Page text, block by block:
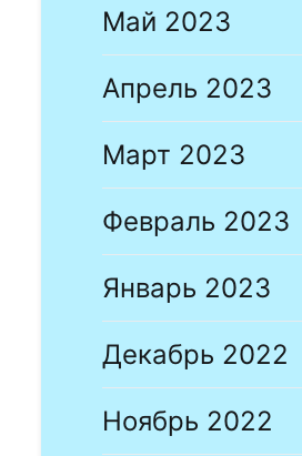
Май 2023
Апрель 2023
Март 2023
Февраль 2023
Январь 2023
Декабрь 2022
Ноябрь 2022